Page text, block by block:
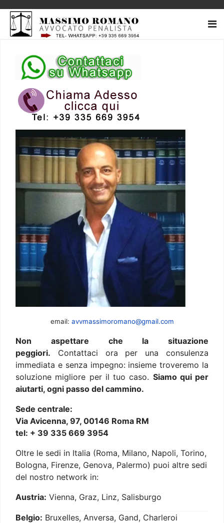
email: avvmassimoromano@gmail.com
Non aspettare che la situazione
peggiori. Contattaci ora per una consulenza
immediata e senza impegno: insieme troveremo la
soluzione migliore per il tuo caso. Siamo qui per
aiutarti, ogni passo del cammino.
Sede centrale:
Via Avicenna, 97, 00146 Roma RM
tel: + 39 335 669 3954
Oltre le sedi in Italia (Roma, Milano, Napoli, Torino,
Bologna, Firenze, Genova, Palermo) puoi altre sedi
del nostro network in:
Austria: Vienna, Graz, Linz, Salisburgo
Belgio: Bruxelles, Anversa, Gand, Charleroi